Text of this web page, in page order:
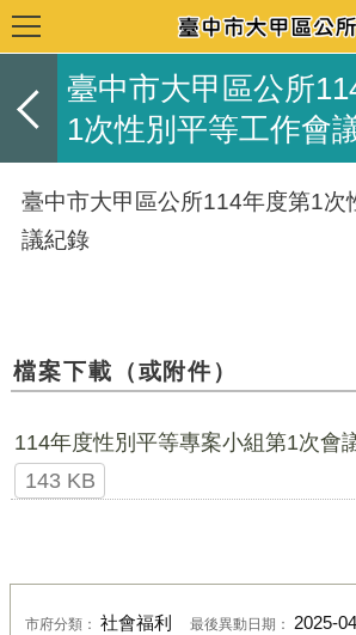
臺中市大甲區公所
1次性別平等工作會
臺中市大甲區公所114年度第1次
議紀錄
檔案下載（或附件）
114年度性別平等專案小組第1次會
143 KB
市府分類： 社會福利 最後異動日期： 2025-